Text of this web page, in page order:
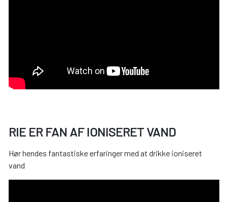
RIE ER FAN AF IONISERET VAND
Hør hendes fantastiske erfaringer med at drikke ioniseret
vand